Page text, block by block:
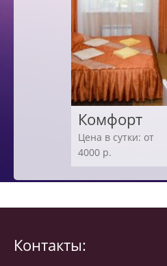
Комфорт
Цена в сутки: от
4000 р.
Контакты: